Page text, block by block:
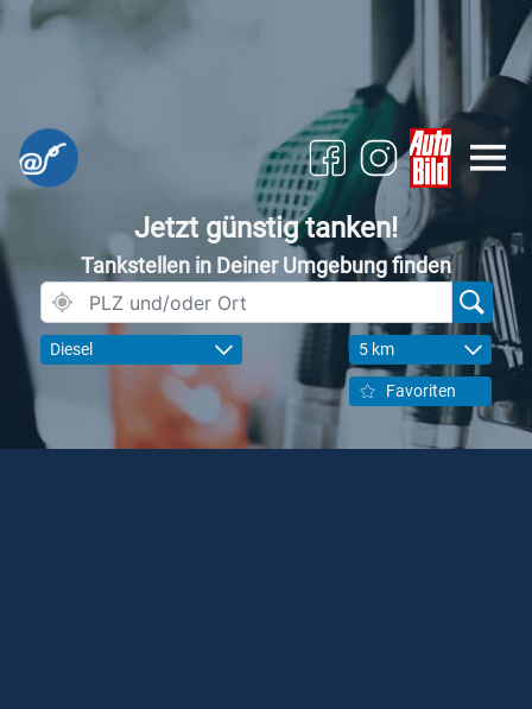
Jetzt günstig tanken!
Tankstellen in Deiner Umgebung finden
Diesel 5 km
Favoriten